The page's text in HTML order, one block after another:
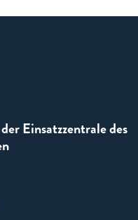
Einsatzzentrale des